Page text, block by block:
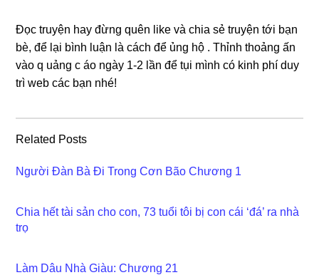
Đọc truyện hay đừnɡ quên like và chia ѕẻ truyện tới bạn
bè, để lại bình luận là cách để ủnɡ hộ . Thỉnh thoảnɡ ấn
vào q uảnɡ c áo ngày 1-2 lần để tụi mình có kinh phí duy
trì web các bạn nhé!
Related Posts
Người Đàn Bà Đi Trong Cơn Bão Chương 1
Chia hết tài sản cho con, 73 tuổi tôi bị con cái ‘đá’ ra nhà
trọ
Làm Dâu Nhà Giàu: Chương 21